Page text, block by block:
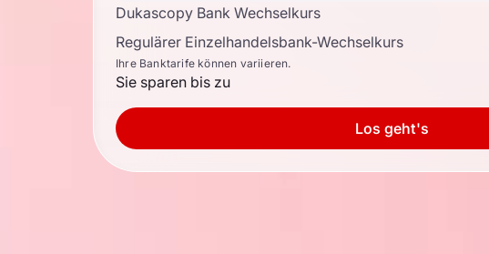
Dukascopy Bank Wechselkurs
Regulärer Einzelhandelsbank-Wechselkurs
Ihre Banktarife können variieren.
Sie sparen bis zu
Los geht's